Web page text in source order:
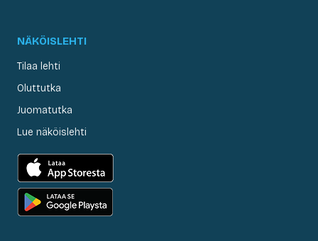
NÄKÖISLEHTI
Tilaa lehti
Oluttutka
Juomatutka
Lue näköislehti